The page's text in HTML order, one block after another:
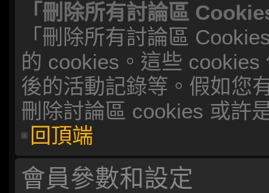
「刪除所有討論區
「刪除所有討論區
的 cookies。這些
後的活動記錄等。假如您
刪除討論區 cookies 或許
回頂端
會員參數和設定